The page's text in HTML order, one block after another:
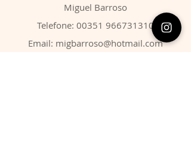
​Miguel Barroso
Telefone: 00351 966731310
Email: migbarroso@hotmail.com